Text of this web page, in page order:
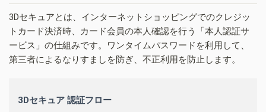
3Dセキュアとは、インターネットショッピングでのクレジッ
トカード決済時、カード会員の本人確認を行う「本人認証サ
ービス」の仕組みです。ワンタイムパスワードを利用して、
第三者によるなりすましを防ぎ、不正利用を防止します。
3Dセキュア 認証フロー